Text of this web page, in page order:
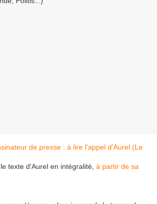
texte d'Aurel en intégralité, à partir de sa